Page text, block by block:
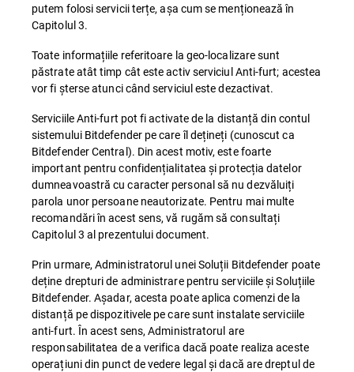
putem folosi servicii terțe, așa cum se menționează în
Capitolul 3.
Toate informațiile referitoare la geo-localizare sunt
păstrate atât timp cât este activ serviciul Anti-furt; acestea
vor fi șterse atunci când serviciul este dezactivat.
Serviciile Anti-furt pot fi activate de la distanță din contul
sistemului Bitdefender pe care îl dețineți (cunoscut ca
Bitdefender Central). Din acest motiv, este foarte
important pentru confidențialitatea și protecția datelor
dumneavoastră cu caracter personal să nu dezvăluiți
parola unor persoane neautorizate. Pentru mai multe
recomandări în acest sens, vă rugăm să consultați
Capitolul 3 al prezentului document.
Prin urmare, Administratorul unei Soluții Bitdefender poate
deține drepturi de administrare pentru serviciile și Soluțiile
Bitdefender. Așadar, acesta poate aplica comenzi de la
distanță pe dispozitivele pe care sunt instalate serviciile
anti-furt. În acest sens, Administratorul are
responsabilitatea de a verifica dacă poate realiza aceste
operațiuni din punct de vedere legal și dacă are dreptul de